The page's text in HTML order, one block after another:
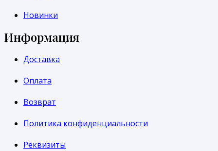
Новинки
Информация
Доставка
Оплата
Возврат
Политика конфиденциальности
Реквизиты